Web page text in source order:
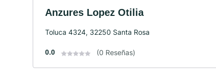
Anzures Lopez Otilia
Toluca 4324, 32250 Santa Rosa
0.0 (0 Reseñas)